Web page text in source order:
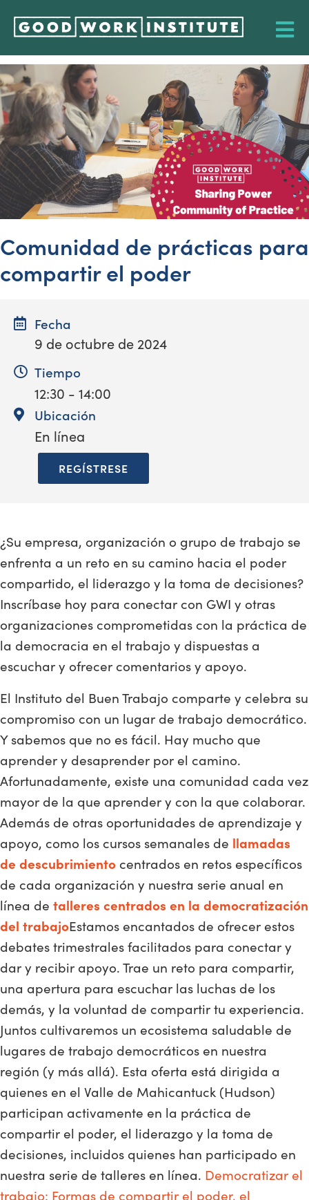
Comunidad de prácticas para
compartir el poder
Fecha
9 de octubre de 2024
Tiempo
12:30 - 14:00
Ubicación
En línea
REGÍSTRESE
¿Su empresa, organización o grupo de trabajo se
enfrenta a un reto en su camino hacia el poder
compartido, el liderazgo y la toma de decisiones?
Inscríbase hoy para conectar con GWI y otras
organizaciones comprometidas con la práctica de
la democracia en el trabajo y dispuestas a
escuchar y ofrecer comentarios y apoyo.
El Instituto del Buen Trabajo comparte y celebra su
compromiso con un lugar de trabajo democrático.
Y sabemos que no es fácil. Hay mucho que
aprender y desaprender por el camino.
Afortunadamente, existe una comunidad cada vez
mayor de la que aprender y con la que colaborar.
Además de otras oportunidades de aprendizaje y
apoyo, como los cursos semanales de llamadas
de descubrimientocentrados en retos específicos
de cada organización y nuestra serie anual en
línea de talleres centrados en la democratización
del trabajoEstamos encantados de ofrecer estos
debates trimestrales facilitados para conectar y
dar y recibir apoyo. Trae un reto para compartir,
una apertura para escuchar las luchas de los
demás, y la voluntad de compartir tu experiencia.
Juntos cultivaremos un ecosistema saludable de
lugares de trabajo democráticos en nuestra
región (y más allá). Esta oferta está dirigida a
quienes en el Valle de Mahicantuck (Hudson)
participan activamente en la práctica de
compartir el poder, el liderazgo y la toma de
decisiones, incluidos quienes han participado en
nuestra serie de talleres en línea. Democratizar el
trabajo: Formas de compartir el poder, el